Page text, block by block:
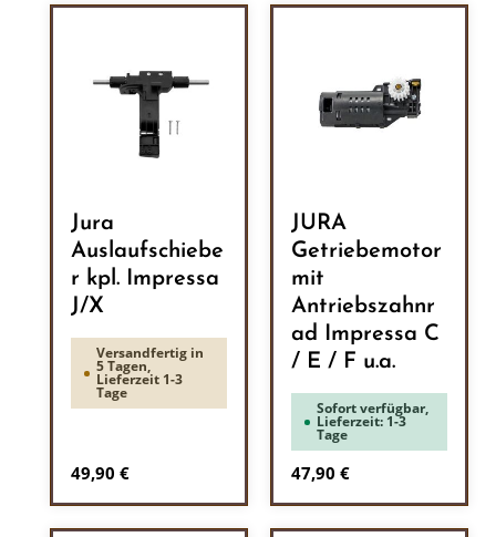
Jura
Auslaufschiebe
r kpl. Impressa
J/X
Versandfertig in
5 Tagen,
Lieferzeit 1-3
Tage
Regulärer Preis:
49,90 €
JURA
Getriebemotor
mit
Antriebszahnr
ad Impressa C
/ E / F u.a.
Sofort verfügbar,
Lieferzeit: 1-3
Tage
Regulärer Preis:
47,90 €